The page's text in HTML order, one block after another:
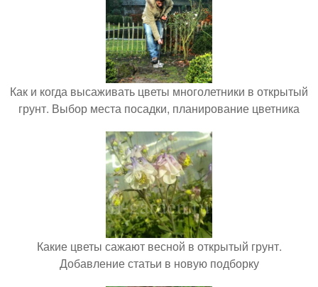
Как и когда высаживать цветы многолетники в открытый
грунт. Выбор места посадки, планирование цветника
Какие цветы сажают весной в открытый грунт.
Добавление статьи в новую подборку